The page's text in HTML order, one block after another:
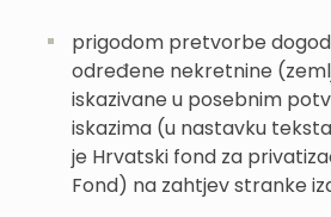
prigodom pretvorbe
određene nekretnine
iskazivane u posebnim
iskazima (u nastavku
je Hrvatski fond za
Fond) na zahtjev stranke